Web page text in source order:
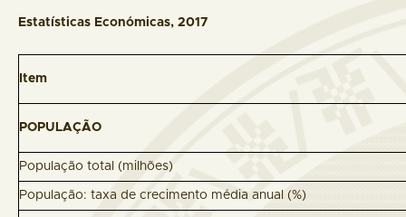
Estatísticas Económicas, 2017
Item
POPULAÇÃO
População total (milhões)
População: taxa de crecimento média anual (%)